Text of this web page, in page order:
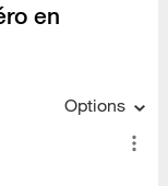
en
Options